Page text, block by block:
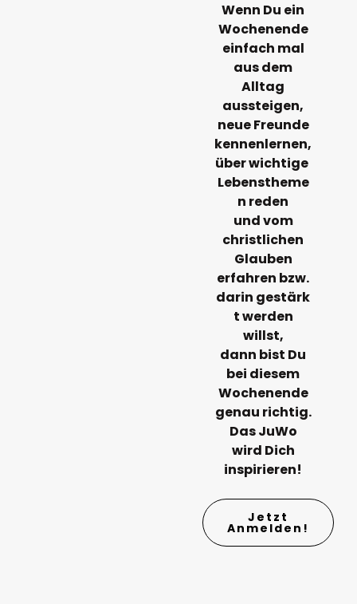
Wenn Du ein
Wochenende
einfach mal
aus dem
Alltag
aussteigen,
neue Freunde
kennenlernen,
überwichtige
Lebenstheme
n reden
und vom
christlichen
Glauben
erfahren bzw.
darin gestärk
twerden
willst,
dann bist Du
bei diesem
Wochenende
genau richtig.
Das JuWo
wird Dich
inspirieren!
Jetzt
Anmelden!